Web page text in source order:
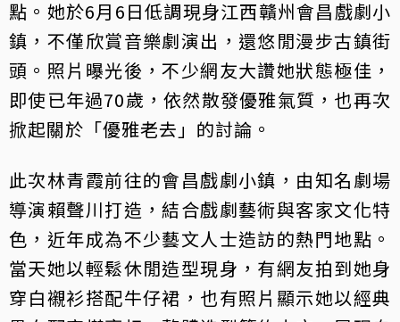
點。她於6月6日低調現身江西贛州會昌戲劇小
鎮，不僅欣賞音樂劇演出，還悠閒漫步古鎮街
頭。照片曝光後，不少網友大讚她狀態極佳，
即使已年過70歲，依然散發優雅氣質，也再次
掀起關於「優雅老去」的討論。
此次林青霞前往的會昌戲劇小鎮，由知名劇場
導演賴聲川打造，結合戲劇藝術與客家文化特
色，近年成為不少藝文人士造訪的熱門地點。
當天她以輕鬆休閒造型現身，有網友拍到她身
穿白襯衫搭配牛仔裙，也有照片顯示她以經典